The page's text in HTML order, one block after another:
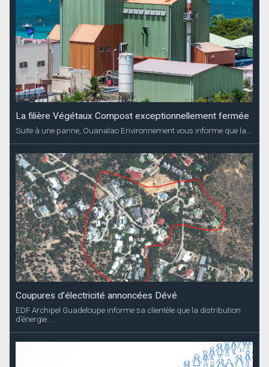
La filière Végétaux Compost exceptionnellement fermée
Suite à une panne, Ouanalao Environnement vous informe que la...
Coupures d’électricité annoncées Dévé
EDF Archipel Guadeloupe informe sa clientèle que la distribution
d’énergie...